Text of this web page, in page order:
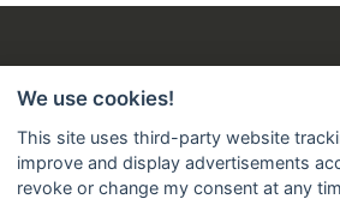
Buchgemeinschaft
Genossenschaft
We use cookies!
This site uses third-party website
improve and display advertisements
revoke or change my consent at any